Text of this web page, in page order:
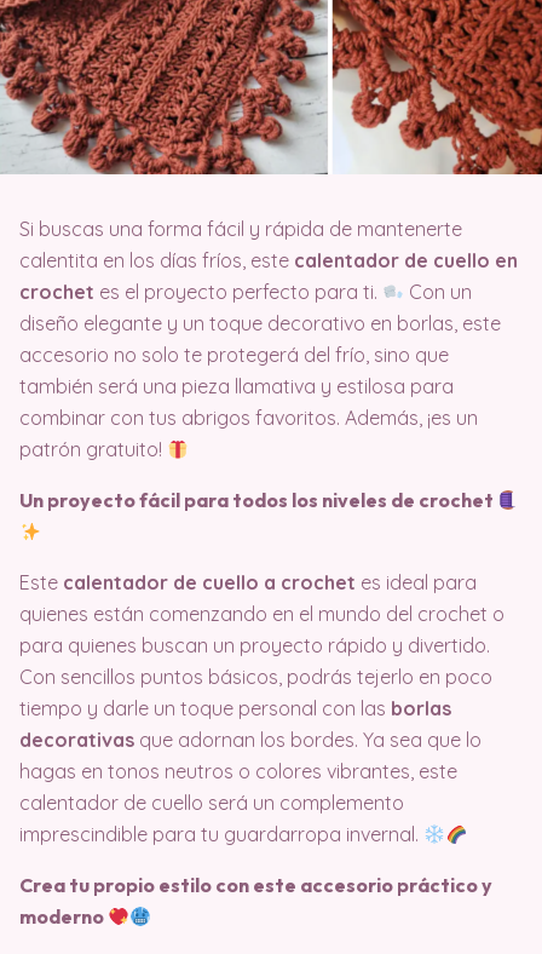
Si buscas una forma fácil y rápida de mantenerte
calentita en los días fríos, este calentador de cuello en
crochet es el proyecto perfecto para ti.
Con un
diseño elegante y un toque decorativo en borlas, este
accesorio no solo te protegerá del frío, sino que
también será una pieza llamativa y estilosa para
combinar con tus abrigos favoritos. Además, ¡es un
patrón gratuito!
Un proyecto fácil para todos los niveles de crochet
Este calentador de cuello a crochet es ideal para
quienes están comenzando en el mundo del crochet o
para quienes buscan un proyecto rápido y divertido.
Con sencillos puntos básicos, podrás tejerlo en poco
tiempo y darle un toque personal con las borlas
decorativas que adornan los bordes. Ya sea que lo
hagas en tonos neutros o colores vibrantes, este
calentador de cuello será un complemento
imprescindible para tu guardarropa invernal.
Crea tu propio estilo con este accesorio práctico y
moderno